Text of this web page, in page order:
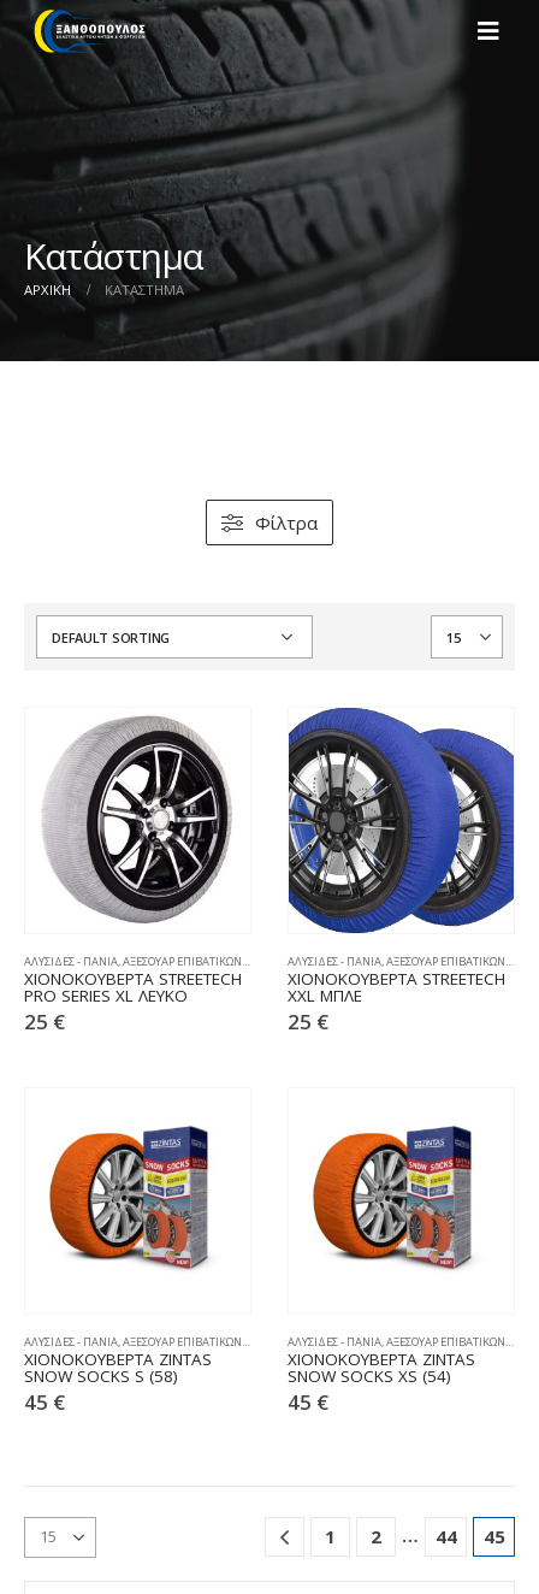
Κατάστημα
ΑΡΧΙΚΉ ΚΑΤΆΣΤΗΜΑ
Φίλτρα
ΑΛΥΣΙΔΕΣ - ΠΑΝΙΑ,ΑΞΕΣΟΥΑΡ ΕΠΙΒΑΤΙΚΩΝ,ΧΙΟΝΟΚΟΥΒΕΡΤΕΣ
ΧΙΟΝΟΚΟΥΒΕΡΤΑ STREETECH
PRO SERIES XL ΛΕΥΚΟ
25 €
ΑΛΥΣΙΔΕΣ - ΠΑΝΙΑ,ΑΞΕΣΟΥΑΡ ΕΠΙΒΑΤΙΚΩΝ,
ΧΙΟΝΟΚΟΥΒΕΡΤΑ STREETECH
XXL ΜΠΛΕ
25 €
ΑΛΥΣΙΔΕΣ - ΠΑΝΙΑ,ΑΞΕΣΟΥΑΡ ΕΠΙΒΑΤΙΚΩΝ,ΧΙΟΝΟΚΟΥΒΕΡΤΕΣ
ΧΙΟΝΟΚΟΥΒΕΡΤΑ ZINTAS
SNOW SOCKS S (58)
45 €
ΑΛΥΣΙΔΕΣ - ΠΑΝΙΑ,ΑΞΕΣΟΥΑΡ ΕΠΙΒΑΤΙΚΩΝ,
ΧΙΟΝΟΚΟΥΒΕΡΤΑ ZINTAS
SNOW SOCKS XS (54)
45 €
1 2 … 44 45